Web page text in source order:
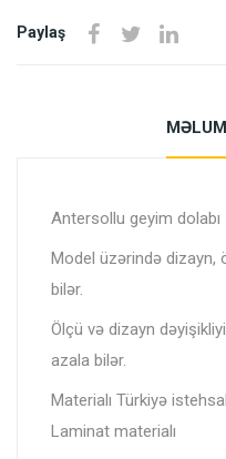
Paylaş
Antersollu geyim dolabı
Model üzərində dizayn,
bilər.
Ölçü və dizayn
azala bilər.
Materialı Türkiyə
Laminat materialı